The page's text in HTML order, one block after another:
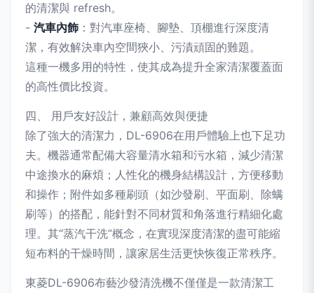
的清潔與 refresh。
- 汽車內飾 ：對汽車座椅、腳墊、頂棚進行深度清
潔，有效解決車內空間狹小、污漬頑固的難題。
這種一機多用的特性，使其成為提升全家清潔覆蓋面
的高性價比投資。
四、 用戶友好設計，兼顧高效與便捷
除了強大的清潔力，DL-6906在用戶體驗上也下足功
夫。機器通常配備大容量清水箱和污水箱，減少清潔
中途換水的麻煩；人性化的機身結構設計，方便移動
和操作；附件如多種刷頭（如沙發刷、平面刷、除螨
刷等）的搭配，能針對不同材質和角落進行精細化處
理。其“蒸汽干洗”概念，在實現深度清潔的盡可能縮
短布料的干燥時間，讓家居生活更快恢復正常秩序。
東菱DL-6906布藝沙發清洗機不僅僅是一款清潔工